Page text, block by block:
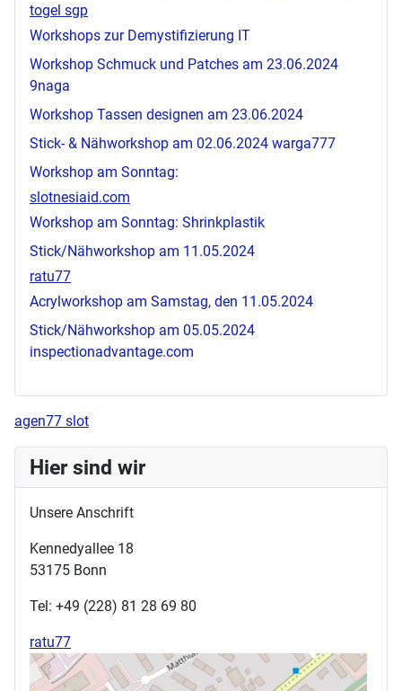
togel sgp
Workshops zur Demystifizierung IT
Workshop Schmuck und Patches am 23.06.2024
9naga
Workshop Tassen designen am 23.06.2024
Stick- & Nähworkshop am 02.06.2024 warga777
Workshop am Sonntag:
slotnesiaid.com
Workshop am Sonntag: Shrinkplastik
Stick/Nähworkshop am 11.05.2024
ratu77
Acrylworkshop am Samstag, den 11.05.2024
Stick/Nähworkshop am 05.05.2024
inspectionadvantage.com
agen77 slot
Hier sind wir
Unsere Anschrift
Kennedyallee 18
53175 Bonn
Tel: +49 (228) 81 28 69 80
ratu77